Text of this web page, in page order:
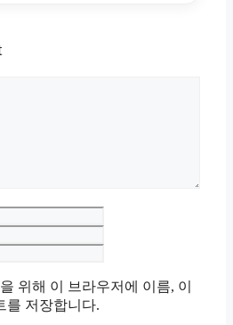
위해 이 브라우저에 이름, 이
를 저장합니다.